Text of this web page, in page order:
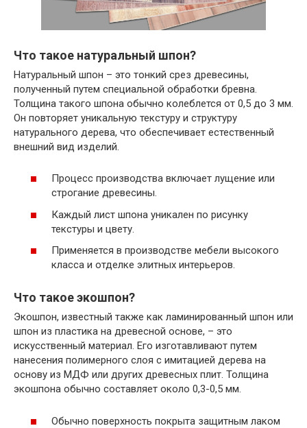
Что такое натуральный шпон?
Натуральный шпон – это тонкий срез древесины,
полученный путем специальной обработки бревна.
Толщина такого шпона обычно колеблется от 0,5 до 3 мм.
Он повторяет уникальную текстуру и структуру
натурального дерева, что обеспечивает естественный
внешний вид изделий.
Процесс производства включает лущение или
строгание древесины.
Каждый лист шпона уникален по рисунку
текстуры и цвету.
Применяется в производстве мебели высокого
класса и отделке элитных интерьеров.
Что такое экошпон?
Экошпон, известный также как ламинированный шпон или
шпон из пластика на древесной основе, – это
искусственный материал. Его изготавливают путем
нанесения полимерного слоя с имитацией дерева на
основу из МДФ или других древесных плит. Толщина
экошпона обычно составляет около 0,3-0,5 мм.
Обычно поверхность покрыта защитным лаком